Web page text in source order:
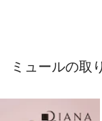
ミュールの取